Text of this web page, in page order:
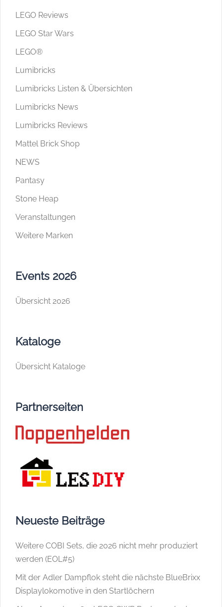
LEGO Reviews
LEGO Star Wars
LEGO®
Lumibricks
Lumibricks Listen & Übersichten
Lumibricks News
Lumibricks Reviews
Mattel Brick Shop
NEWS
Pantasy
Stone Heap
Veranstaltungen
Weitere Marken
Events 2026
Übersicht 2026
Kataloge
Übersicht Kataloge
Partnerseiten
Neueste Beiträge
Weitere COBI Sets, die 2026 nicht mehr produziert
werden (EOL#5)
Mit der Adler Dampflok steht die nächste BlueBrixx
Displaylokomotive in den Startlöchern